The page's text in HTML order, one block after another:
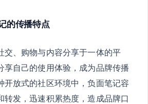
的传播特点
交、购物与内容分享于一体的平
享自己的使用体验，成为品牌传播
开放式的社区环境中，负面笔记容
转发，迅速积累热度，造成品牌口